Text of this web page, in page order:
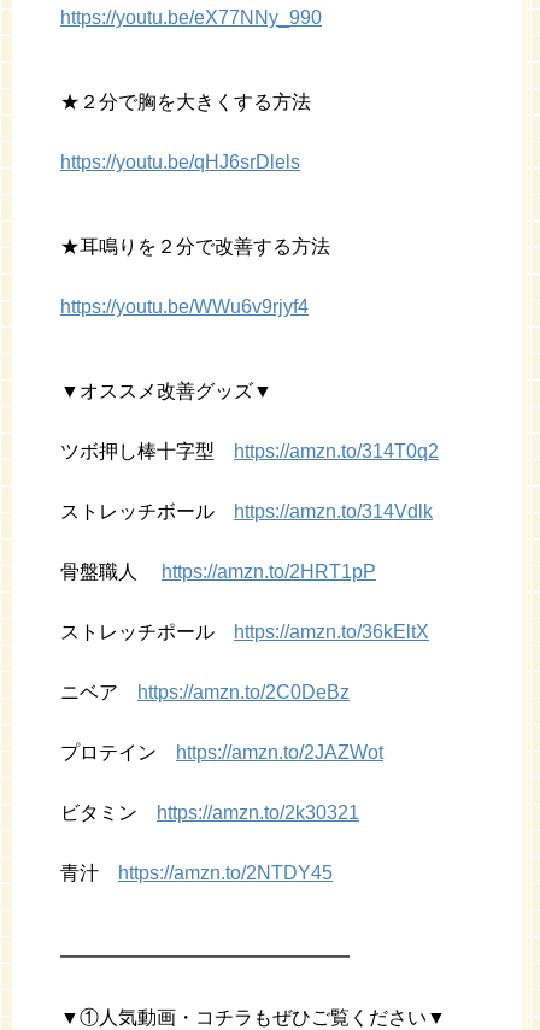
https://youtu.be/eX77NNy_990
★２分で胸を大きくする方法
https://youtu.be/qHJ6srDlels
★耳鳴りを２分で改善する方法
https://youtu.be/WWu6v9rjyf4
▼オススメ改善グッズ▼
ツボ押し棒十字型 https://amzn.to/314T0q2
ストレッチボール https://amzn.to/314Vdlk
骨盤職人 https://amzn.to/2HRT1pP
ストレッチポール https://amzn.to/36kEltX
ニベア https://amzn.to/2C0DeBz
プロテイン https://amzn.to/2JAZWot
ビタミン https://amzn.to/2k30321
青汁 https://amzn.to/2NTDY45
━━━━━━━━━━━━━━━
▼①人気動画・コチラもぜひご覧ください▼